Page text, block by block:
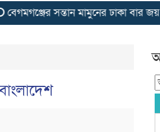
সন্তান মামুনের ঢাকা বার জয়